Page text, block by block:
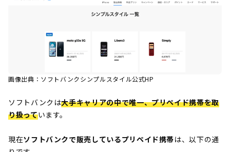
画像出典：ソフトバンクシンプルスタイル公式HP
ソフトバンクは大手キャリアの中で唯一、プリペイド携帯を取
り扱っています。
現在ソフトバンクで販売しているプリペイド携帯 は、以下の通